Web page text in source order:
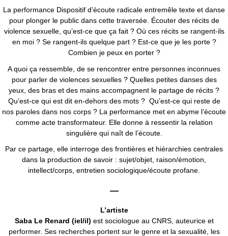
La performance Dispositif d’écoute radicale entremêle texte et danse
pour plonger le public danscette traversée. Écouter des récits de
violence sexuelle, qu’est-ce que ça fait ? Où ces récits se rangent-ils
en moi? Se rangent-ils quelque part ? Est-ce que je les porte ?
Combien je peux en porter ?
A quoi ça ressemble de se rencontrer entre personnes inconnues
pour parler de violences sexuelles ? Quelles petites danses des
yeux, des bras et des mains accompagnent le partage de récits ?
Qu’est-ce qui est dit en-dehors des mots ? Qu’est-ce qui reste de
nos paroles dans nos corps ? La performance met en abyme l’écoute
comme acte transformateur. Elle donne à ressentir la relation
singulière qui naît de l’écoute.
Par ce partage, elle interroge des frontières et hiérarchies centrales
dans la production de savoir : sujet/objet, raison/émotion,
intellect/corps, entretien sociologique/écoute profane.
—
L’artiste
Saba Le Renard (iel/il) est sociologue au CNRS, auteurice et
performer. Ses recherches portent sur le genre et la sexualité, les